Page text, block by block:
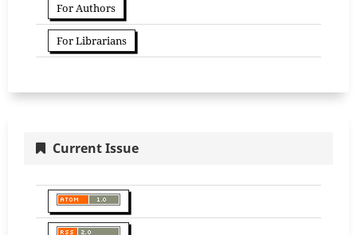
For Authors
For Librarians
Current Issue